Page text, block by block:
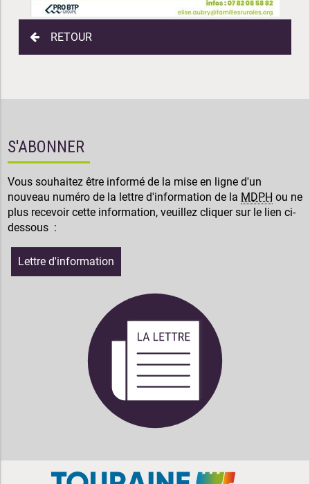
RETOUR
S'ABONNER
Vous souhaitez être informé de la mise en ligne d'un
nouveau numéro de la lettre d'information de la MDPH ou ne
plus recevoir cette information, veuillez cliquer sur le lien ci-
dessous :
Lettre d'information